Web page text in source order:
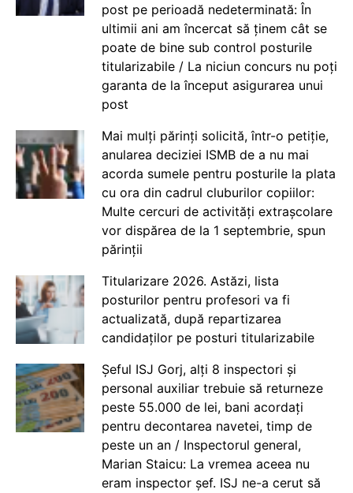
post pe perioadă nedeterminată: În
ultimii ani am încercat să ținem cât se
poate de bine sub control posturile
titularizabile / La niciun concurs nu poți
garanta de la început asigurarea unui
post
Mai mulți părinți solicită, într-o petiție,
anularea deciziei ISMB de a nu mai
acorda sumele pentru posturile la plata
cu ora din cadrul cluburilor copiilor:
Multe cercuri de activități extrașcolare
vor dispărea de la 1 septembrie, spun
părinții
Titularizare 2026. Astăzi, lista
posturilor pentru profesori va fi
actualizată, după repartizarea
candidaților pe posturi titularizabile
Șeful ISJ Gorj, alți 8 inspectori și
personal auxiliar trebuie să returneze
peste 55.000 de lei, bani acordați
pentru decontarea navetei, timp de
peste un an / Inspectorul general,
Marian Staicu: La vremea aceea nu
eram inspector șef. ISJ ne-a cerut să